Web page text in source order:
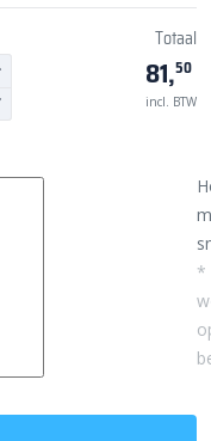
Totaal
81,50
incl. BTW
*